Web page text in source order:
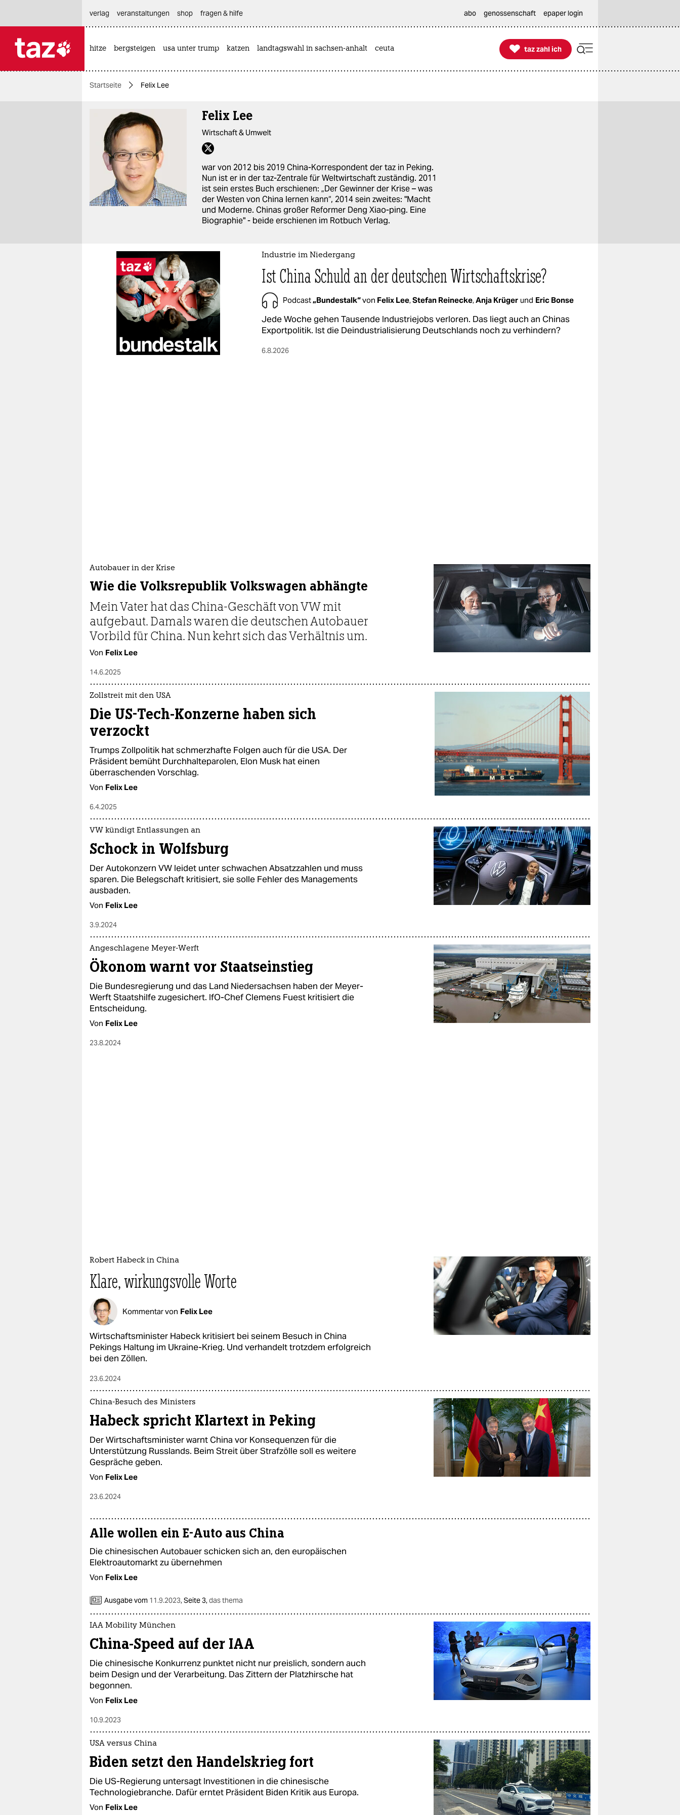
themen
politik
öko
gesellschaft
kultur
sport
wahrheit
verlag
veranstaltungen
verlag
veranstaltungen shop fragen & hilfe abo genossenschaft epaper login
hitze bergsteigen usa unter trump katzen landtagswahl in sachsen-anhalt ceuta 
taz zahl ich
taz zahl ich
Startseite Felix Lee
Felix Lee
Wirtschaft & Umwelt
war von 2012 bis 2019 China-Korrespondent der taz in Peking.
Nun ist er in der taz-Zentrale für Weltwirtschaft zuständig. 2011
ist sein erstes Buch erschienen: „Der Gewinner der Krise – was
der Westen von China lernen kann“, 2014 sein zweites: "Macht
und Moderne. Chinas großer Reformer Deng Xiao-ping. Eine
Biographie" - beide erschienen im Rotbuch Verlag.
Industrie im Niedergang
Ist China Schuld an der deutschen Wirtschaftskrise?
Podcast„Bundestalk“von Felix Lee,Stefan Reinecke,Anja Krüger und Eric Bonse
Jede Woche gehen Tausende Industriejobs verloren. Das liegt auch an Chinas
Exportpolitik. Ist die Deindustrialisierung Deutschlands noch zu verhindern?
6.8.2026
Autobauer in der Krise
Wie die Volksrepublik Volkswagen abhängte
Mein Vater hat das China-Geschäft von VW mit
aufgebaut. Damals waren die deutschen Autobauer
Vorbild für China. Nun kehrt sich das Verhältnis um.
Von Felix Lee
14.6.2025
Zollstreit mit den USA
Die US-Tech-Konzerne haben sich
verzockt
Trumps Zollpolitik hat schmerzhafte Folgen auch für die USA. Der
Präsident bemüht Durchhalteparolen, Elon Musk hat einen
überraschenden Vorschlag.
Von Felix Lee
6.4.2025
VW kündigt Entlassungen an
Schock in Wolfsburg
Der Autokonzern VW leidet unter schwachen Absatzzahlen und muss
sparen. Die Belegschaft kritisiert, sie solle Fehler des Managements
ausbaden.
Von Felix Lee
3.9.2024
Angeschlagene Meyer-Werft
Ökonom warnt vor Staatseinstieg
Die Bundesregierung und das Land Niedersachsen haben der Meyer-
Werft Staatshilfe zugesichert. IfO-Chef Clemens Fuest kritisiert die
Entscheidung.
Von Felix Lee
23.8.2024
Robert Habeck in China
Klare, wirkungsvolle Worte
Kommentar von Felix Lee
Wirtschaftsminister Habeck kritisiert bei seinem Besuch in China
Pekings Haltung im Ukraine-Krieg. Und verhandelt trotzdem erfolgreich
bei den Zöllen.
23.6.2024
China-Besuch des Ministers
Habeck spricht Klartext in Peking
Der Wirtschaftsminister warnt China vor Konsequenzen für die
Unterstützung Russlands. Beim Streit über Strafzölle soll es weitere
Gespräche geben.
Von Felix Lee
23.6.2024
Alle wollen ein E-Auto aus China
Die chinesischen Autobauer schicken sich an, den europäischen
Elektroautomarkt zu übernehmen
Von Felix Lee
Ausgabe vom 11.9.2023,Seite 3,das thema
IAA Mobility München
China-Speed auf der IAA
Die chinesische Konkurrenz punktet nicht nur preislich, sondern auch
beim Design und der Verarbeitung. Das Zittern der Platzhirsche hat
begonnen.
Von Felix Lee
10.9.2023
USA versus China
Biden setzt den Handelskrieg fort
Die US-Regierung untersagt Investitionen in die chinesische
Technologiebranche. Dafür erntet Präsident Biden Kritik aus Europa.
Von Felix Lee